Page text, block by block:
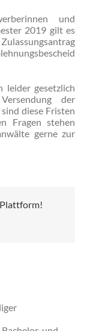
und
2019 gilt es
leider gesetzlich
der
diese Fristen
Fragen stehen
gerne zur